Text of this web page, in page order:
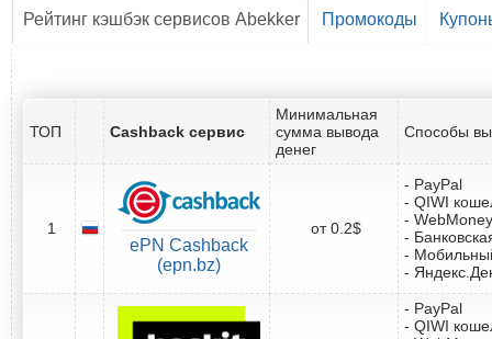
Рейтинг кэшбэк сервисов Abekker Промокоды
ТОП Cashback сервис
Минимальная
сумма вывода
денег
Способы
1
ePN Cashback
(epn.bz)
от 0.2$
- PayPal
- QIWI
- WebMoney
-
-
-
- PayPal
- QIWI